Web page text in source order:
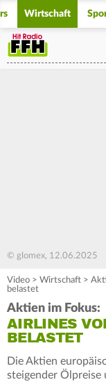
Wirtschaft
© glomex, 12.06.2025
Video > Wirtschaft >
belastet
Aktien im Fokus:
AIRLINES
BELASTET
Die Aktien
steigender Ölpreise